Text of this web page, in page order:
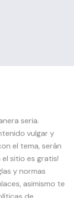
seria.
vulgar y
el tema, serán
sitio es gratis!
y normas
asimismo te